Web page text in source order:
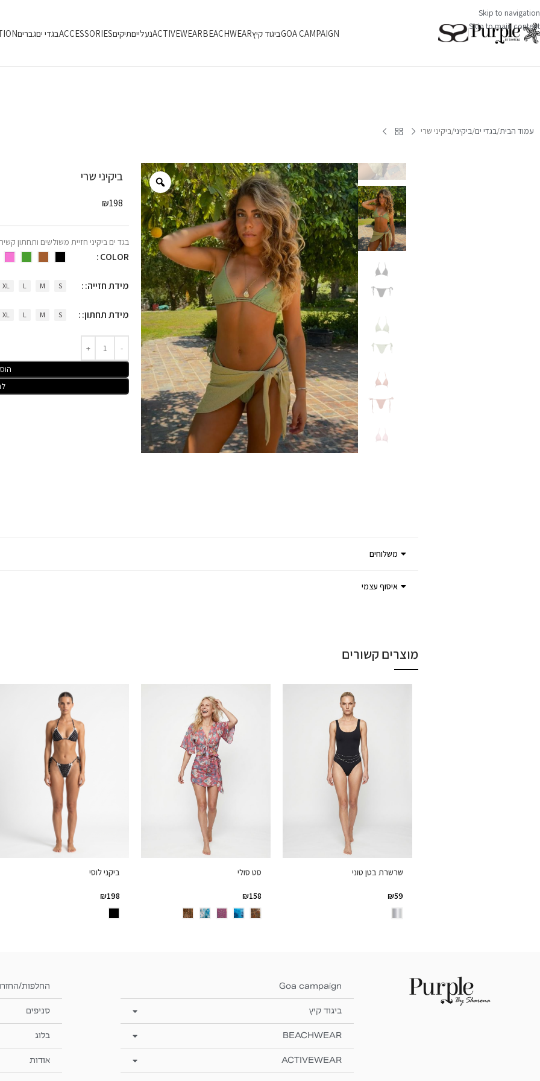
Skip to navigation
Skip to main content
GOA CAMPAIGNביגוד קיץBEACHWEAR
ACTIVEWEARנעלייםתיקיםACCESSORIESבגדי יםגברים
עמוד הבית בגדי ים ביקיני ביקיני שרי
ביקיני שרי
₪198
בגד ים ביקיני חזיית משולשים ותחתון
COLOR
מידת חזייה: S
M
L
XL
מידת תחתון: S
M
L
XL
משלוחים
איסוף עצמי
מוצרים קשורים
שרשרת בטן טוני
₪59
סט סולי
₪158
ביקני לוסי
₪198
Goa campaign
ביגוד קיץ
BEACHWEAR
ACTIVEWEAR
החלפות/
סניפים
בלוג
אודות